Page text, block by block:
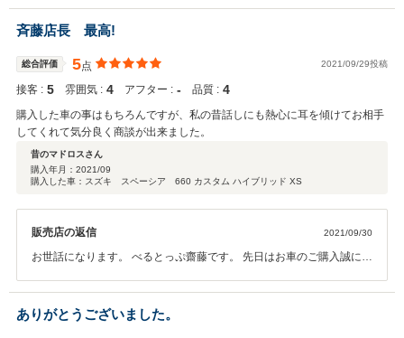
です。 遠方にはなりますが気になることがありましたら何でもご相談
してください！ この度は本当にありがとうございました！
斉藤店長 最高!
総合評価 5点 2021/09/29投稿
接客 : 5 雰囲気 : 4 アフター : ‐ 品質 : 4
購入した車の事はもちろんですが、私の昔話しにも熱心に耳を傾けてお相手
してくれて気分良く商談が出来ました。
昔のマドロスさん
購入年月： 2021/09
購入した車：スズキ スペーシア 660 カスタム ハイブリッド XS
販売店の返信 2021/09/30
お世話になります。 べるとっぷ齋藤です。 先日はお車のご購入誠にあ
昔のマドロスさん様と楽しくお話できとても楽しかったです。 昔のマ
ドロスさん様の武勇伝は是非書籍化してください！ 今後とも末永くよ
ろしくお願いします。 これからもどんどん遊びに来てくださいね！
ありがとうございました。